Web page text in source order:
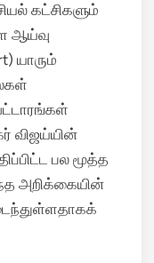
கட்சிகளும்
ஆய்வு
யாரும்
விஜய்யின்
பல மூத்த
அறிக்கையின்